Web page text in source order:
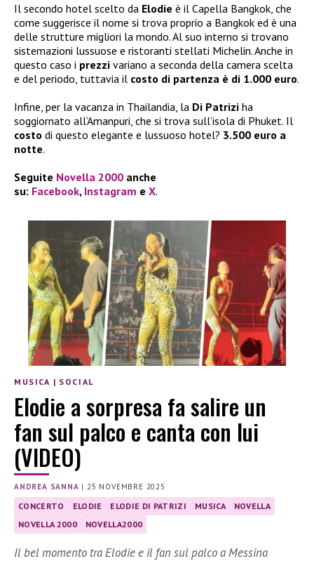
Il secondo hotel scelto da Elodie è il Capella Bangkok, che
come suggerisce il nome si trova proprio a Bangkok ed è una
delle strutture migliori la mondo. Al suo interno si trovano
sistemazioni lussuose e ristoranti stellati Michelin. Anche in
questo caso i prezzi variano a seconda della camera scelta
e del periodo, tuttavia il costo di partenza è di 1.000 euro.
Infine, per la vacanza in Thailandia, la Di Patrizi ha
soggiornato all’Amanpuri, che si trova sull’isola di Phuket. Il
costo di questo elegante e lussuoso hotel? 3.500 euro a
notte.
Seguite Novella 2000 anche
su: Facebook, Instagram e X.
MUSICA | SOCIAL
Elodie a sorpresa fa salire un
fan sul palco e canta con lui
(VIDEO)
ANDREA SANNA |25 NOVEMBRE 2025
CONCERTO ELODIE ELODIE DI PATRIZI MUSICA
NOVELLA
NOVELLA 2000
NOVELLA2000
Il bel momento tra Elodie e il fan sul palco a Messina